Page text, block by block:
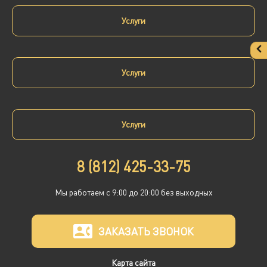
Услуги
Услуги
Услуги
8 (812) 425-33-75
Мы работаем с 9:00 до 20:00 без выходных
ЗАКАЗАТЬ ЗВОНОК
Карта сайта